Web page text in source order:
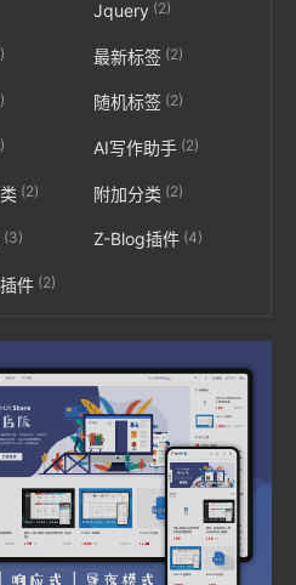
Jquery (2)
最新标签(2)
随机标签(2)
AI写作助手(2)
(2) 附加分类 (2)
(3) Z-Blog插件(4)
件 (2)